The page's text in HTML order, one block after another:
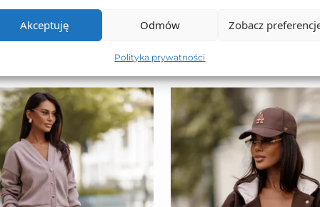
Akceptuję Odmów Zobacz
Polityka prywatności
TO SIĘ TERAZ SPRZEDAJE